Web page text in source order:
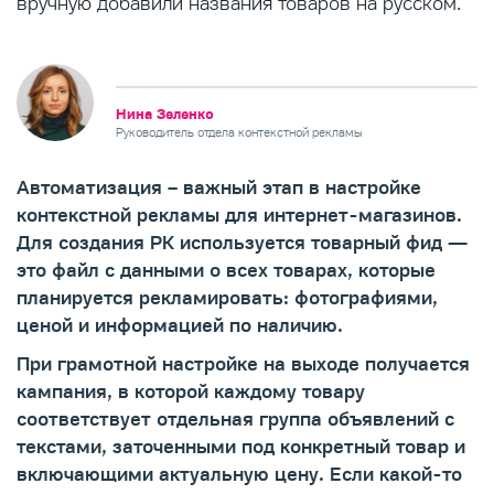
Нина Зеленко
Руководитель отдела контекстной рекламы
Автоматизация – важный этап в настройке
контекстной рекламы для интернет-магазинов.
Для создания РК используется товарный фид —
это файл с данными о всех товарах, которые
планируется рекламировать: фотографиями,
ценой и информацией по наличию.
При грамотной настройке на выходе получается
кампания, в которой каждому товару
соответствует отдельная группа объявлений с
текстами, заточенными под конкретный товар и
включающими актуальную цену. Если какой-то